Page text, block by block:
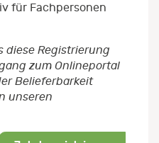
für Fachpersonen
diese Registrierung
zum Onlineportal
Belieferbarkeit
unseren